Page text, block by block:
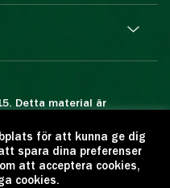
Detta material är
är förbjuden.
ange källan:
Ansvarig utgivare:
för att kunna ge dig
spara dina preferenser
att acceptera cookies,
cookies.